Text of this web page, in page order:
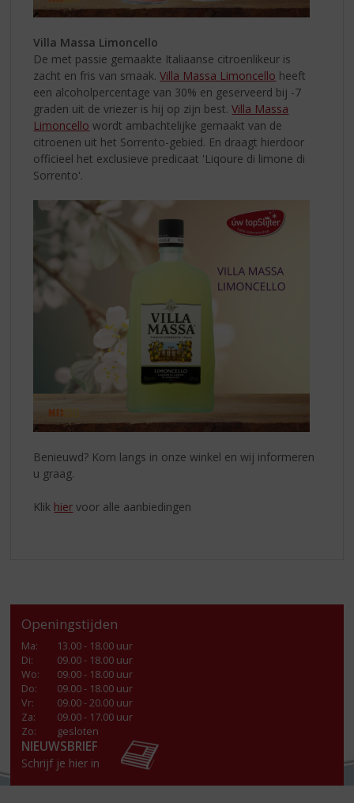
Villa Massa Limoncello
De met passie gemaakte Italiaanse citroenlikeur is
zacht en fris van smaak.Villa Massa Limoncello heeft
een alcoholpercentage van 30% en geserveerd bij -7
graden uit de vriezer is hij op zijn best.Villa Massa
Limoncello wordt ambachtelijke gemaakt van de
citroenen uit het Sorrento-gebied. En draagt hierdoor
officieel het exclusieve predicaat 'Liqoure di limone di
Sorrento'.
Benieuwd? Kom langs in onze winkel en wij informeren
u graag.
Klik hier voor alle aanbiedingen
Openingstijden
Ma:
13.00 - 18.00 uur
Di:
09.00 - 18.00 uur
Wo:
09.00 - 18.00 uur
Do:
09.00 - 18.00 uur
Vr:
09.00 - 20.00 uur
Za:
09.00 - 17.00 uur
Zo:
gesloten
NIEUWSBRIEF
Schrijf je hier in